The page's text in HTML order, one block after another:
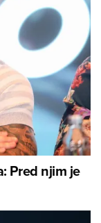
Pred njim je